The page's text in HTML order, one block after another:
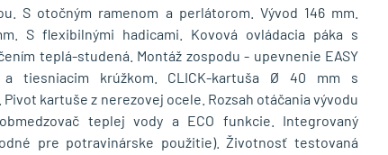
S otočným ramenom a perlátorom. Vývod 146 mm.
S flexibilnými hadicami. Kovová ovládacia páka s
teplá-studená. Montáž zospodu - upevnenie EASY
tiesniacim krúžkom. CLICK-kartuša Ø 40 mm s
kartuše z nerezovej ocele. Rozsah otáčania vývodu
teplej vody a ECO funkcie. Integrovaný
pre potravinárske použitie). Životnosť testovaná